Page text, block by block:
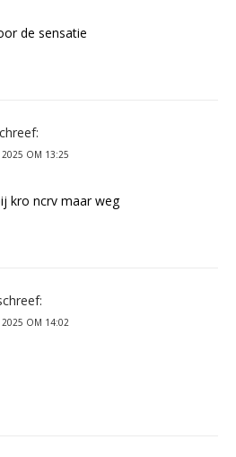
de sensatie
2025 OM 13:25
kro ncrv maar weg
2025 OM 14:02